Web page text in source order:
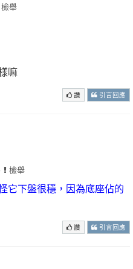
檢舉
嘛
讚 引言回應
檢舉
它下盤很穩，因為底座佔的
讚 引言回應